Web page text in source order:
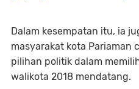
Dalam kesempatan itu, ia
masyarakat kota Pariaman
pilihan politik dalam
walikota 2018 mendatang.